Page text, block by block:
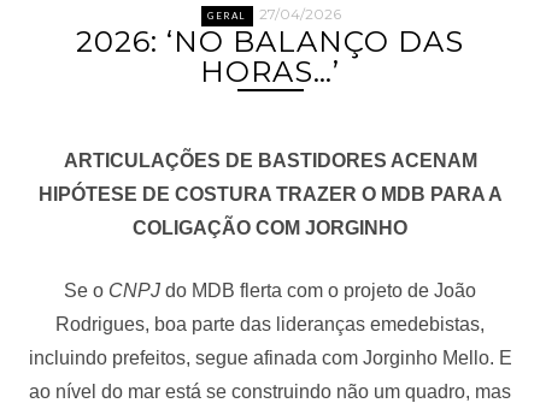
GERAL 27/04/2026
2026: ‘NO BALANÇO DAS
HORAS…’
ARTICULAÇÕES DE BASTIDORES ACENAM
HIPÓTESE DE COSTURA TRAZER O MDB PARA A
COLIGAÇÃO COM JORGINHO
Se o CNPJ do MDB flerta com o projeto de João
Rodrigues, boa parte das lideranças emedebistas,
incluindo prefeitos, segue afinada com Jorginho Mello. E
ao nível do mar está se construindo não um quadro, mas